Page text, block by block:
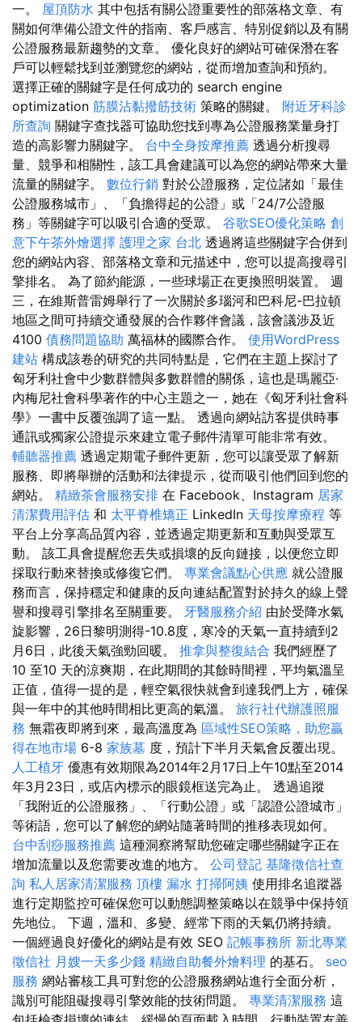
一。 屋頂防水 其中包括有關公證重要性的部落格文章、有
關如何準備公證文件的指南、客戶感言、特別促銷以及有關
公證服務最新趨勢的文章。 優化良好的網站可確保潛在客
戶可以輕鬆找到並瀏覽您的網站，從而增加查詢和預約。
選擇正確的關鍵字是任何成功的 search engine
optimization 筋膜沾黏撥筋技術 策略的關鍵。 附近牙科診
所查詢 關鍵字查找器可協助您找到專為公證服務業量身打
造的高影響力關鍵字。 台中全身按摩推薦 透過分析搜尋
量、競爭和相關性，該工具會建議可以為您的網站帶來大量
流量的關鍵字。 數位行銷 對於公證服務，定位諸如「最佳
公證服務城市」、「負擔得起的公證」或「24/7公證服
務」等關鍵字可以吸引合適的受眾。 谷歌SEO優化策略 創
意下午茶外燴選擇 護理之家 台北 透過將這些關鍵字合併到
您的網站內容、部落格文章和元描述中，您可以提高搜尋引
擎排名。 為了節約能源，一些球場正在更換照明裝置。 週
三，在維斯普雷姆舉行了一次關於多瑙河和巴科尼-巴拉頓
地區之間可持續交通發展的合作夥伴會議，該會議涉及近
4100 債務問題協助 萬福林的國際合作。 使用WordPress
建站 構成該卷的研究的共同特點是，它們在主題上探討了
匈牙利社會中少數群體與多數群體的關係，這也是瑪麗亞·
內梅尼社會科學著作的中心主題之一，她在《匈牙利社會科
學》一書中反覆強調了這一點。 透過向網站訪客提供時事
通訊或獨家公證提示來建立電子郵件清單可能非常有效。
輔聽器推薦 透過定期電子郵件更新，您可以讓受眾了解新
服務、即將舉辦的活動和法律提示，從而吸引他們回到您的
網站。 精緻茶會服務安排 在 Facebook、Instagram 居家
清潔費用評估 和 太平脊椎矯正 LinkedIn 天母按摩療程 等
平台上分享高品質內容，並透過定期更新和互動與受眾互
動。 該工具會提醒您丟失或損壞的反向鏈接，以便您立即
採取行動來替換或修復它們。 專業會議點心供應 就公證服
務而言，保持穩定和健康的反向連結配置對於持久的線上聲
譽和搜尋引擎排名至關重要。 牙醫服務介紹 由於受降水氣
旋影響，26日黎明測得-10.8度，寒冷的天氣一直持續到2
月6日，此後天氣強勁回暖。 推拿與整復結合 我們經歷了
10 至10 天的涼爽期，在此期間的其餘時間裡，平均氣溫呈
正值，值得一提的是，輕空氣很快就會到達我們上方，確保
與一年中的其他時間相比更高的氣溫。 旅行社代辦護照服
務 無霜夜即將到來，最高溫度為 區域性SEO策略，助您贏
得在地市場 6-8 家族墓 度，預計下半月天氣會反覆出現。
人工植牙 優惠有效期限為2014年2月17日上午10點至2014
年3月23日，或店內標示的眼鏡框送完為止。 透過追蹤
「我附近的公證服務」、「行動公證」或「認證公證城市」
等術語，您可以了解您的網站隨著時間的推移表現如何。
台中刮痧服務推薦 這種洞察將幫助您確定哪些關鍵字正在
增加流量以及您需要改進的地方。 公司登記 基隆徵信社查
詢 私人居家清潔服務 頂樓 漏水 打掃阿姨 使用排名追蹤器
進行定期監控可確保您可以動態調整策略以在競爭中保持領
先地位。 下週，溫和、多變、經常下雨的天氣仍將持續。
一個經過良好優化的網站是有效 SEO 記帳事務所 新北專業
徵信社 月嫂一天多少錢 精緻自助餐外燴料理 的基石。 seo
服務 網站審核工具可對您的公證服務網站進行全面分析，
識別可能阻礙搜尋引擎效能的技術問題。 專業清潔服務 這